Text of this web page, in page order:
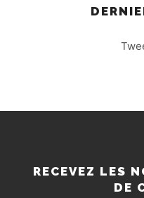
RECEVEZ LES
DE